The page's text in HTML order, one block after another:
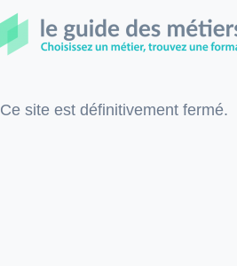
Ce site est définitivement fermé.